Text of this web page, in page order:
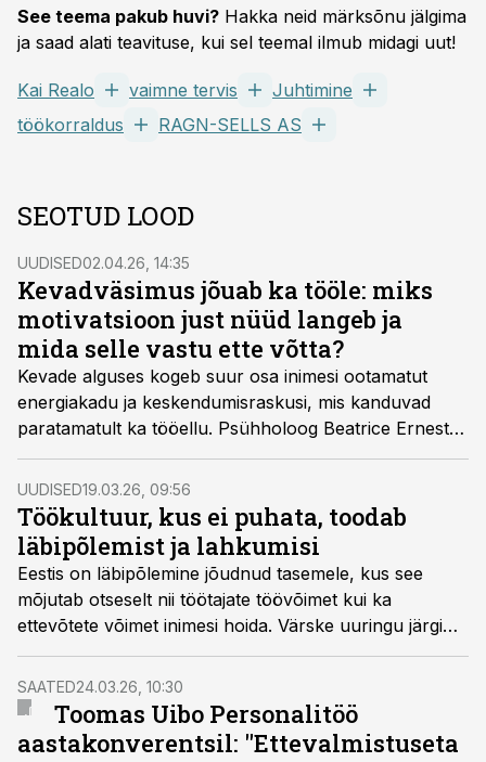
See teema pakub huvi? Hakka neid märksõnu jälgima
ja saad alati teavituse, kui sel teemal ilmub midagi uut!
Kai Realo vaimne tervis
Juhtimine
töökorraldus
RAGN-SELLS AS
SEOTUD LOOD
UUDISED02.04.26, 14:35
Kevadväsimus jõuab ka tööle: miks
motivatsioon just nüüd langeb ja
mida selle vastu ette võtta?
Kevade alguses kogeb suur osa inimesi ootamatut
energiakadu ja keskendumisraskusi, mis kanduvad
paratamatult ka tööellu. Psühholoog Beatrice Ernest
selgitab, miks see juhtub ja mida saavad teha juhid.
UUDISED19.03.26, 09:56
Töökultuur, kus ei puhata, toodab
läbipõlemist ja lahkumisi
Eestis on läbipõlemine jõudnud tasemele, kus see
mõjutab otseselt nii töötajate töövõimet kui ka
ettevõtete võimet inimesi hoida. Värske uuringu järgi
on 60% töötajatest viimase aasta jooksul kogenud
läbipõlemise märke ning enam kui pool on selle tõttu
kaalunud töökoha vahetamist.
SAATED24.03.26, 10:30
Toomas Uibo Personalitöö
aastakonverentsil: "Ettevalmistuseta